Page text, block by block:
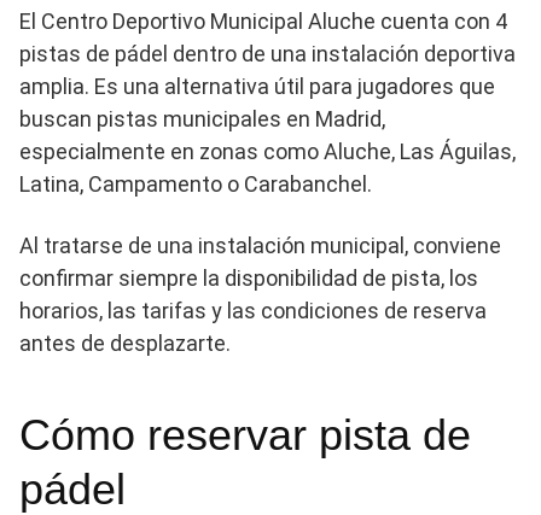
El Centro Deportivo Municipal Aluche cuenta con 4
pistas de pádel dentro de una instalación deportiva
amplia. Es una alternativa útil para jugadores que
buscan pistas municipales en Madrid,
especialmente en zonas como Aluche, Las Águilas,
Latina, Campamento o Carabanchel.
Al tratarse de una instalación municipal, conviene
confirmar siempre la disponibilidad de pista, los
horarios, las tarifas y las condiciones de reserva
antes de desplazarte.
Cómo reservar pista de
pádel